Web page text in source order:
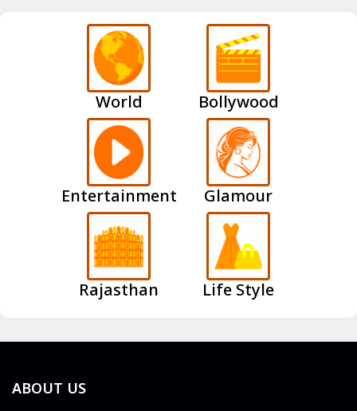
World Bollywood
Entertainment Glamour
Rajasthan Life Style
ABOUT US